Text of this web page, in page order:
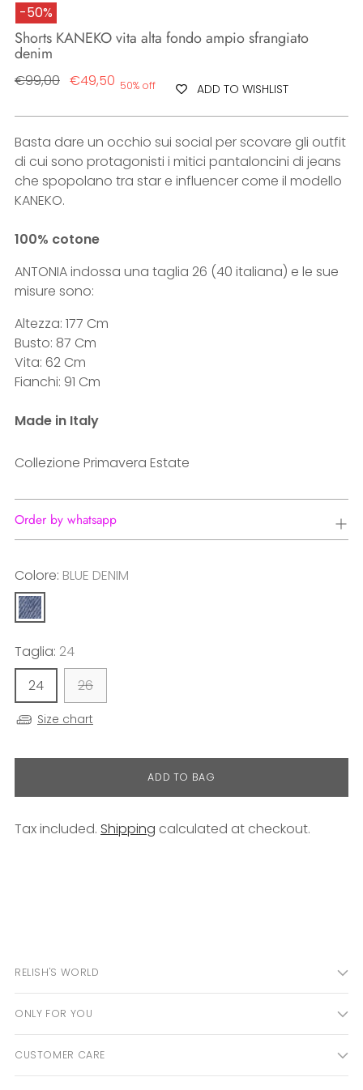
-50%
Shorts KANEKO vita alta fondo ampio sfrangiato
denim
Regular
€99,00 €49,50 50% off ADD TO WISHLIST
Basta dare un occhio sui social per scovare gli outfit
di cui sono protagonisti i mitici pantaloncini di jeans
che spopolano tra star e influencer come il modello
KANEKO.
100% cotone
ANTONIA indossa una taglia 26 (40 italiana) e le sue
misure sono:
Altezza: 177 Cm
Busto: 87 Cm
Vita: 62 Cm
Fianchi: 91 Cm
Made in Italy
Collezione Primavera Estate
Order by whatsapp
Colore: BLUE DENIM
Taglia: 24
24
26
Size chart
ADD TO BAG
Tax included. Shipping calculated at checkout.
RELISH'S WORLD
ONLY FOR YOU
CUSTOMER CARE